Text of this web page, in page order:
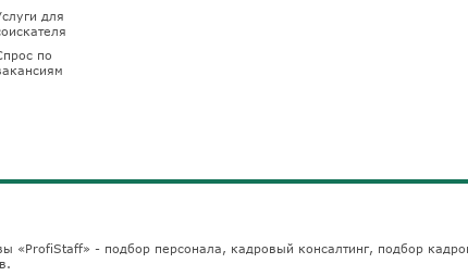
для
по
«ProfiStaff» - подбор персонала, кадровый консалтинг, подбор